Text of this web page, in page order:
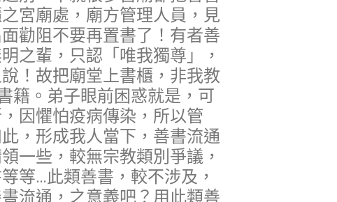
宮廟處，廟方管理人員，見
勸阻不要再置書了！有者善
之輩，只認「唯我獨尊」，
！故把廟堂上書櫃，非我教
籍。弟子眼前困惑就是，可
因懼怕疫病傳染，所以管
，形成我人當下，善書流通
一些，較無宗教類別爭議，
等…此類善書，較不涉及，
流通，之意義吧？用此類善